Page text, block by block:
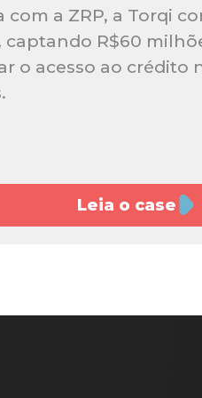
com a ZRP, a Torqi
captando R$60
o acesso ao crédito
Leia o case